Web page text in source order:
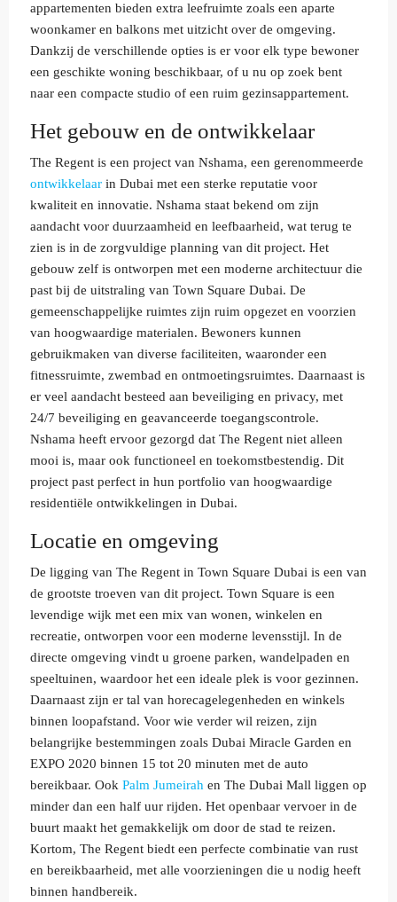
appartementen bieden extra leefruimte zoals een aparte
woonkamer en balkons met uitzicht over de omgeving.
Dankzij de verschillende opties is er voor elk type bewoner
een geschikte woning beschikbaar, of u nu op zoek bent
naar een compacte studio of een ruim gezinsappartement.
Het gebouw en de ontwikkelaar
The Regent is een project van Nshama, een gerenommeerde
ontwikkelaar in Dubai met een sterke reputatie voor
kwaliteit en innovatie. Nshama staat bekend om zijn
aandacht voor duurzaamheid en leefbaarheid, wat terug te
zien is in de zorgvuldige planning van dit project. Het
gebouw zelf is ontworpen met een moderne architectuur die
past bij de uitstraling van Town Square Dubai. De
gemeenschappelijke ruimtes zijn ruim opgezet en voorzien
van hoogwaardige materialen. Bewoners kunnen
gebruikmaken van diverse faciliteiten, waaronder een
fitnessruimte, zwembad en ontmoetingsruimtes. Daarnaast is
er veel aandacht besteed aan beveiliging en privacy, met
24/7 beveiliging en geavanceerde toegangscontrole.
Nshama heeft ervoor gezorgd dat The Regent niet alleen
mooi is, maar ook functioneel en toekomstbestendig. Dit
project past perfect in hun portfolio van hoogwaardige
residentiële ontwikkelingen in Dubai.
Locatie en omgeving
De ligging van The Regent in Town Square Dubai is een van
de grootste troeven van dit project. Town Square is een
levendige wijk met een mix van wonen, winkelen en
recreatie, ontworpen voor een moderne levensstijl. In de
directe omgeving vindt u groene parken, wandelpaden en
speeltuinen, waardoor het een ideale plek is voor gezinnen.
Daarnaast zijn er tal van horecagelegenheden en winkels
binnen loopafstand. Voor wie verder wil reizen, zijn
belangrijke bestemmingen zoals Dubai Miracle Garden en
EXPO 2020 binnen 15 tot 20 minuten met de auto
bereikbaar. Ook Palm Jumeirah en The Dubai Mall liggen op
minder dan een half uur rijden. Het openbaar vervoer in de
buurt maakt het gemakkelijk om door de stad te reizen.
Kortom, The Regent biedt een perfecte combinatie van rust
en bereikbaarheid, met alle voorzieningen die u nodig heeft
binnen handbereik.